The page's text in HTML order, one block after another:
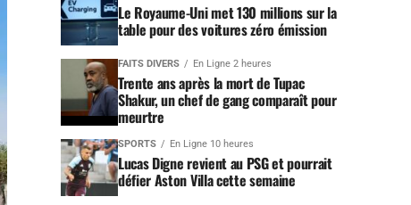
Le Royaume-Uni met 130 millions sur la
table pour des voitures zéro émission
FAITS DIVERS En Ligne 2 heures
Trente ans après la mort de Tupac
Shakur, un chef de gang comparaît pour
meurtre
SPORTS En Ligne 10 heures
Lucas Digne revient au PSG et pourrait
défier Aston Villa cette semaine